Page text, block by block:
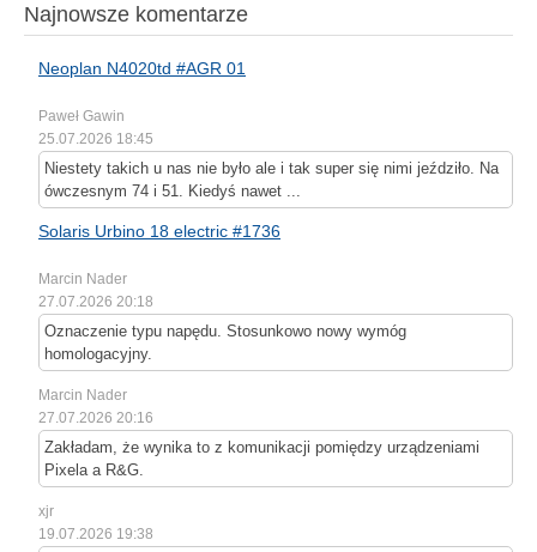
Najnowsze komentarze
Neoplan N4020td #AGR 01
Paweł Gawin
25.07.2026 18:45
Niestety takich u nas nie było ale i tak super się nimi jeździło. Na
ówczesnym 74 i 51. Kiedyś nawet ...
Solaris Urbino 18 electric #1736
Marcin Nader
27.07.2026 20:18
Oznaczenie typu napędu. Stosunkowo nowy wymóg
homologacyjny.
Marcin Nader
27.07.2026 20:16
Zakładam, że wynika to z komunikacji pomiędzy urządzeniami
Pixela a R&G.
xjr
19.07.2026 19:38